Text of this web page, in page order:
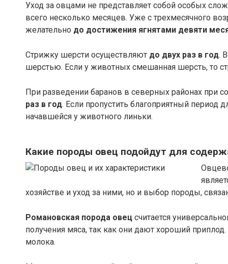
Уход за овцами не представляет собой особых
всего несколько месяцев. Уже с трехмесячного
желательно до достижения ягнятами девяти
Стрижку шерсти осуществляют до двух раз в год.
шерстью. Если у животных смешанная шерсть, то
При разведении баранов в северных районах при
раз в год. Если пропустить благоприятный период
начавшейся у животного линьки.
Какие породы овец подойдут для
хозяйстве и уход за ними, но и выбор породы,
Романовская порода овец считается
получения мяса, так как они дают хороший
молока.